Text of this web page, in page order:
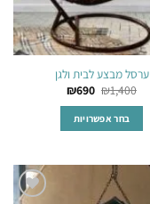
ערסל מבצע לבית ולגן
₪1,400
₪690
בחר אפשרויות
מספר